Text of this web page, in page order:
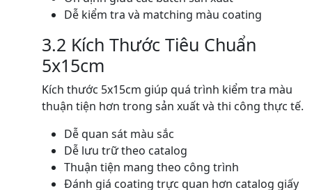
Dễ kiểm tra và matching màu coating
3.2 Kích Thước Tiêu Chuẩn
5x15cm
Kích thước 5x15cm giúp quá trình kiểm tra màu
thuận tiện hơn trong sản xuất và thi công thực tế.
Dễ quan sát màu sắc
Dễ lưu trữ theo catalog
Thuận tiện mang theo công trình
Đánh giá coating trực quan hơn catalog giấy